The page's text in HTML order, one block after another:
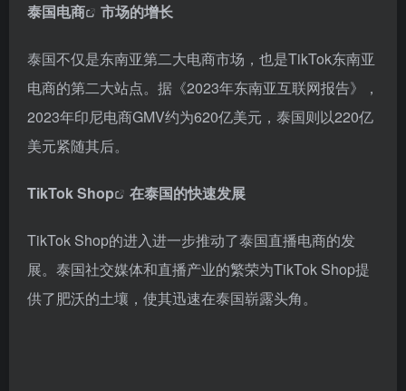
泰国电商 市场的增长
泰国不仅是东南亚第二大电商市场，也是TikTok东南亚
电商的第二大站点。据《2023年东南亚互联网报告》，
2023年印尼电商GMV约为620亿美元，泰国则以220亿
美元紧随其后。
TikTok Shop 在泰国的快速发展
TikTok Shop的进入进一步推动了泰国直播电商的发
展。泰国社交媒体和直播产业的繁荣为TikTok Shop提
供了肥沃的土壤，使其迅速在泰国崭露头角。